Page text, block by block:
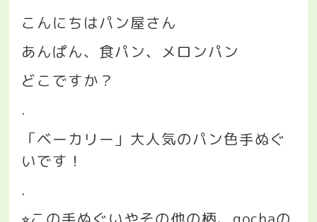
こんにちはパン屋さん
あんぱん、食パン、メロンパン
どこですか？
.
「ベーカリー」大人気のパン色手ぬぐ
いです！
.